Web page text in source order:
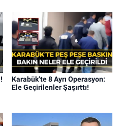
Karabük’te 8 Ayrı Operasyon:
Ele Geçirilenler Şaşırttı!